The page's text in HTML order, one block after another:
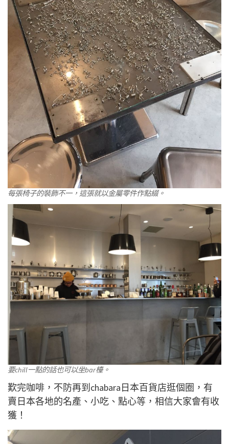
每張椅子的裝飾不一，這張就以金屬零件作點綴。
要chill一點的話也可以坐bar檯。
歎完咖啡，不防再到chabara日本百貨店逛個圈，有
賣日本各地的名產、小吃、點心等，相信大家會有收
獲！